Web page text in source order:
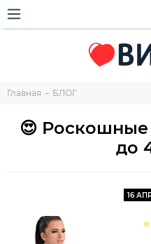
Главная БЛОГ
😍
до
16